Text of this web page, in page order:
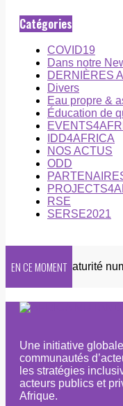
Catégories
COVID19
Dans notre
DERNIÈRES
Divers
Eau propre &
Éducation de
IDD4AFRICA
NOS ACTUS
ODD
RSE
SERSE2021
EN CE MOMENT
sur la maturité
Une initiative
communautés
les stratégies
acteurs publics et
Afrique.